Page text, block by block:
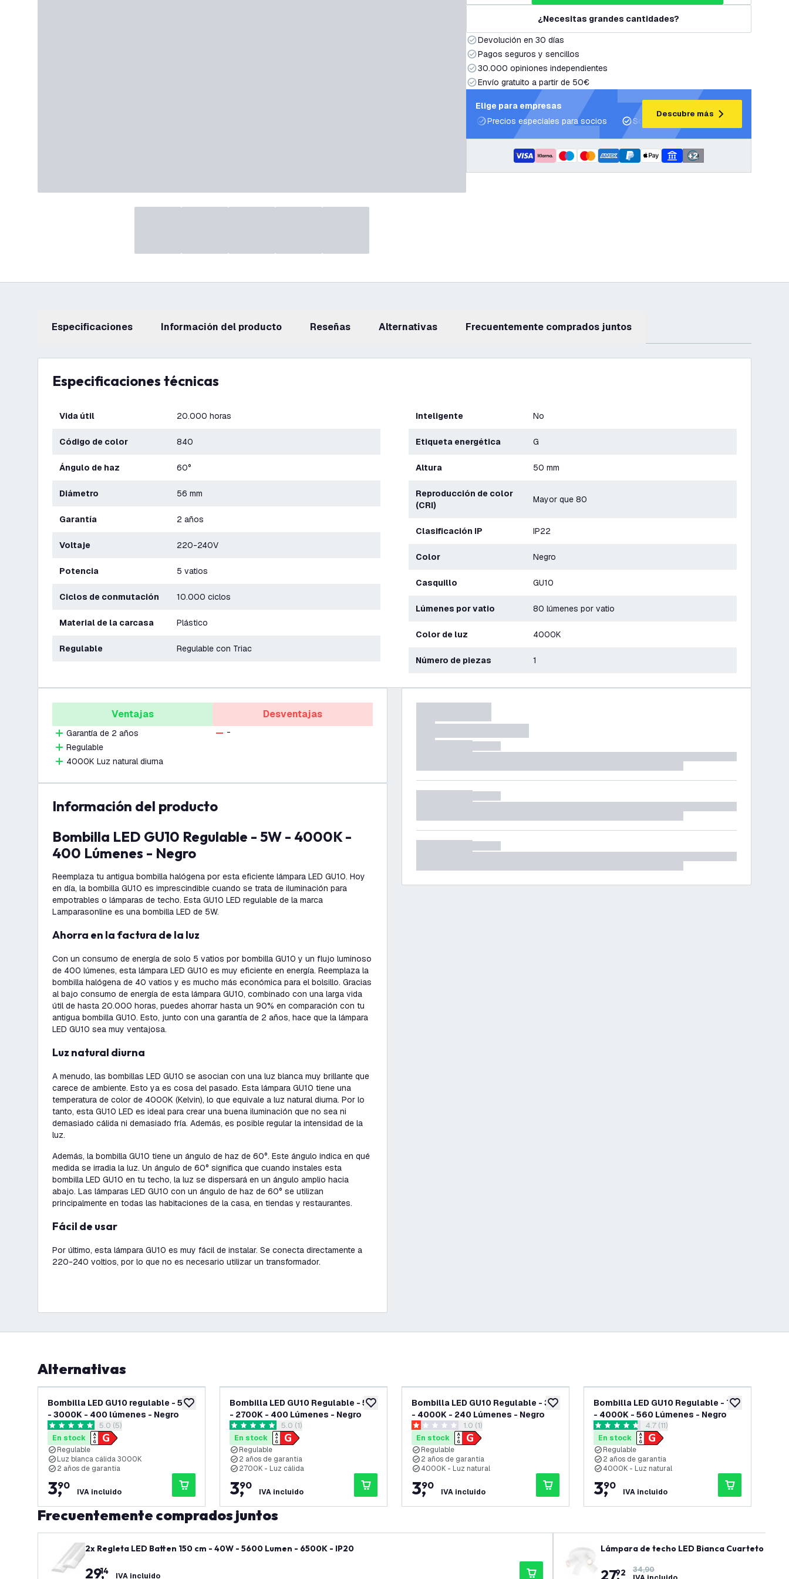
¿Necesitas grandes cantidades?
Devolución en 30 días
Pagos seguros y sencillos
30.000 opiniones independientes
Envío gratuito a partir de 50€
Elige para empresas
Precios especiales para socios
Soporte para proyectos y planes de
Descubre más
+2
Especificaciones información del producto reseñas Alternativas Frecuentemente comprados juntos
Especificaciones técnicas
Vida útil 20.000 horas
Código de color 840
Ángulo de haz 60°
Diámetro 56 mm
Garantía 2 años
Voltaje 220-240V
Potencia 5 vatios
Ciclos de conmutación 10.000 ciclos
Material de la carcasa Plástico
Regulable Regulable con Triac
Inteligente No
Etiqueta energética G
Altura 50 mm
Reproducción de color
(CRI)
Mayor que 80
Clasificación IP IP22
Color Negro
Casquillo GU10
Lúmenes por vatio 80 lúmenes por vatio
Color de luz 4000K
Número de piezas 1
Ventajas
Garantía de 2 años
Regulable
4000K Luz natural diurna
Desventajas
-
información del producto
Bombilla LED GU10 Regulable - 5W - 4000K -
400 Lúmenes - Negro
Reemplaza tu antigua bombilla halógena por esta eficiente lámpara LED GU10. Hoy
en día, la bombilla GU10 es imprescindible cuando se trata de iluminación para
empotrables o lámparas de techo. Esta GU10 LED regulable de la marca
Lamparasonline es una bombilla LED de 5W.
Ahorra en la factura de la luz
Con un consumo de energía de solo 5 vatios por bombilla GU10 y un flujo luminoso
de 400 lúmenes, esta lámpara LED GU10 es muy eficiente en energía. Reemplaza la
bombilla halógena de 40 vatios y es mucho más económica para el bolsillo. Gracias
al bajo consumo de energía de esta lámpara GU10, combinado con una larga vida
útil de hasta 20.000 horas, puedes ahorrar hasta un 90% en comparación con tu
antigua bombilla GU10. Esto, junto con una garantía de 2 años, hace que la lámpara
LED GU10 sea muy ventajosa.
Luz natural diurna
A menudo, las bombillas LED GU10 se asocian con una luz blanca muy brillante que
carece de ambiente. Esto ya es cosa del pasado. Esta lámpara GU10 tiene una
temperatura de color de 4000K (Kelvin), lo que equivale a luz natural diurna. Por lo
tanto, esta GU10 LED es ideal para crear una buena iluminación que no sea ni
demasiado cálida ni demasiado fría. Además, es posible regular la intensidad de la
luz.
Además, la bombilla GU10 tiene un ángulo de haz de 60°. Este ángulo indica en qué
medida se irradia la luz. Un ángulo de 60° significa que cuando instales esta
bombilla LED GU10 en tu techo, la luz se dispersará en un ángulo amplio hacia
abajo. Las lámparas LED GU10 con un ángulo de haz de 60° se utilizan
principalmente en todas las habitaciones de la casa, en tiendas y restaurantes.
Fácil de usar
Por último, esta lámpara GU10 es muy fácil de instalar. Se conecta directamente a
220-240 voltios, por lo que no es necesario utilizar un transformador.
Alternativas
añadir a lista de deseos
Bombilla LED GU10 regulable - 5W
- 3000K - 400 lúmenes - Negro
abrir el panel de reseñas
5 estrellas de puntuación
5.0 (5)
En stock
Regulable
Luz blanca cálida 3000K
2 años de garantía
3,
90
IVA incluido
añadir a lista de deseos
Bombilla LED GU10 Regulable - 5W
- 2700K - 400 Lúmenes - Negro
abrir el panel de reseñas
5 estrellas de puntuación
5.0 (1)
En stock
Regulable
2 años de garantía
2700K - Luz cálida
3,
90
IVA incluido
añadir a lista de deseos
Bombilla LED GU10 Regulable - 3W
- 4000K - 240 Lúmenes - Negro
abrir el panel de reseñas
1 estrellas de puntuación
1.0 (1)
En stock
Regulable
2 años de garantía
4000K - Luz natural
3,
90
IVA incluido
añadir a lista
Bombilla LED GU10 Regulable - 7W
- 4000K - 560 Lúmenes - Negro
abrir el panel de reseñas
4.7 estrellas de puntuación
4.7 (11)
En stock
Regulable
2 años de garantía
4000K - Luz natural
3,
90
IVA incluido
Frecuentemente comprados juntos
2x Regleta LED Batten 150 cm - 40W - 5600 Lumen - 6500K - IP20
29,
14 IVA incluido
Lámpara de techo LED Bianca Cuarteto -
27,
92
34,90